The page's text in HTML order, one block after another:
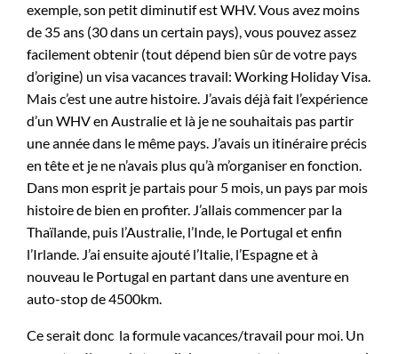
exemple, son petit diminutif est WHV. Vous avez moins
de 35 ans (30 dans un certain pays), vous pouvez assez
facilement obtenir (tout dépend bien sûr de votre pays
d’origine) un visa vacances travail: Working Holiday Visa.
Mais c’est une autre histoire. J’avais déjà fait l’expérience
d’un WHV en Australie et là je ne souhaitais pas partir
une année dans le même pays. J’avais un itinéraire précis
en tête et je ne n’avais plus qu’à m’organiser en fonction.
Dans mon esprit je partais pour 5 mois, un pays par mois
histoire de bien en profiter. J’allais commencer par la
Thaïlande, puis l’Australie, l’Inde, le Portugal et enfin
l’Irlande. J’ai ensuite ajouté l’Italie, l’Espagne et à
nouveau le Portugal en partant dans une aventure en
auto-stop de 4500km.
Ce serait donc la formule vacances/travail pour moi. Un